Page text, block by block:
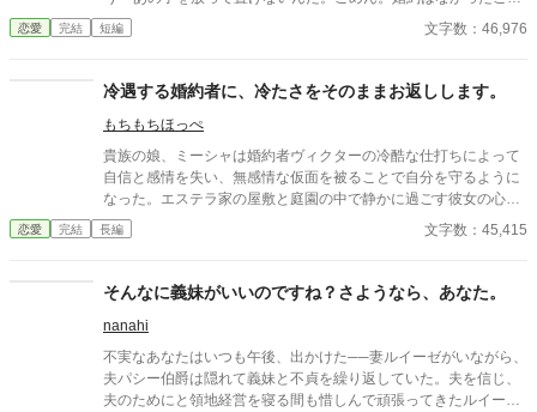
にしてほしい」 ある日突然、侯爵令嬢エバンジェリンは婚約者ア
ダムスに一方的に婚約破棄される。破局に追い込んだのは婚約者
差し置いてアダムスとメアリはひと時の幸せに酔うが、婚約破棄
の代償は想像以上に大きかった。
恋愛 完結 短編 文字数：46,976
冷遇する婚約者に、冷たさをそのままお返しします。
もちもちほっぺ
貴族の娘、ミーシャは婚約者ヴィクターの冷酷な仕打ちによって
自信と感情を失い、無感情な仮面を被ることで自分を守るように
なった。エステラ家の屋敷と庭園の中で静かに過ごす彼女の心に
は、怒りも悲しみも埋もれたまま、何も感じない日々が続いてい
た。 事なかれ主義の両親の影響で、エステラ家の警備はガバガバ
恋愛 完結 長編 文字数：45,415
そんなに義妹がいいのですね？さようなら、あなた。
nanahi
不実なあなたはいつも午後、出かけた──妻ルイーゼがいながら、
夫パシー伯爵は隠れて義妹と不貞を繰り返していた。夫を信じ、
夫のためにと領地経営を寝る間も惜しんで頑張ってきたルイーゼ